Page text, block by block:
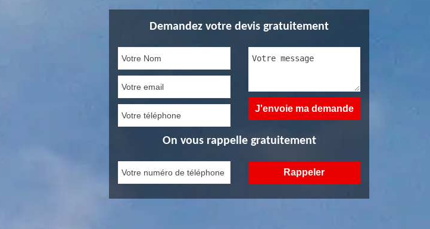
Demandez votre devis gratuitement
On vous rappelle gratuitement